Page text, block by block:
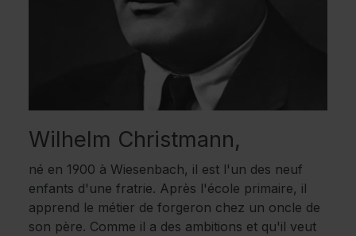
Wilhelm Christmann,
né en 1900 à Wiesenbach, il est l'un des neuf
enfants d'une fratrie. Après l'école primaire, il
apprend le métier de forgeron chez un oncle de
son père. Comme il a des ambitions et qu'il veut